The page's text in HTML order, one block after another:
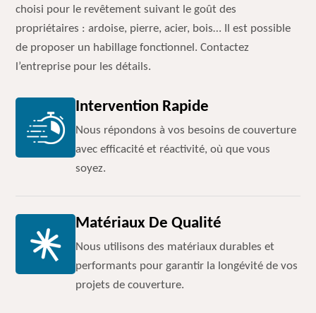
choisi pour le revêtement suivant le goût des
propriétaires : ardoise, pierre, acier, bois… Il est possible
de proposer un habillage fonctionnel. Contactez
l’entreprise pour les détails.
Intervention Rapide
Nous répondons à vos besoins de couverture
avec efficacité et réactivité, où que vous
soyez.
Matériaux De Qualité
Nous utilisons des matériaux durables et
performants pour garantir la longévité de vos
projets de couverture.